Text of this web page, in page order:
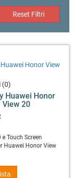
Reset Filtri
(0)
Huawei Honor
View 20
e Touch Screen
Huawei Honor View